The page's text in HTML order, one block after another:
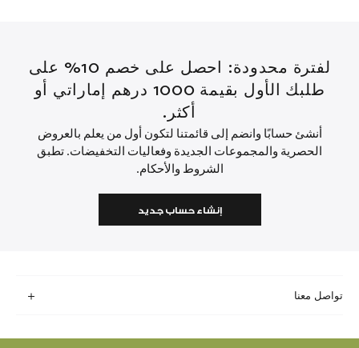
لفترة محدودة: احصل على خصم 10% على
طلبك الأول بقيمة 1000 درهم إماراتي أو
أكثر.
أنشئ حسابًا وانضم إلى قائمتنا لتكون أول من يعلم بالعروض
الحصرية والمجموعات الجديدة وفعاليات التخفيضات. تطبق
الشروط والأحكام.
إنشاء حساب جديد
تواصل معنا